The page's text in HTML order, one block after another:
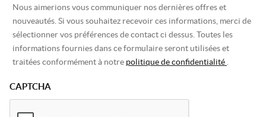
Nous aimerions vous communiquer nos dernières offres et
nouveautés. Si vous souhaitez recevoir ces informations, merci de
sélectionner vos préférences de contact ci dessus. Toutes les
informations fournies dans ce formulaire seront utilisées et
traitées conformément à notre politique de confidentialité.
CAPTCHA